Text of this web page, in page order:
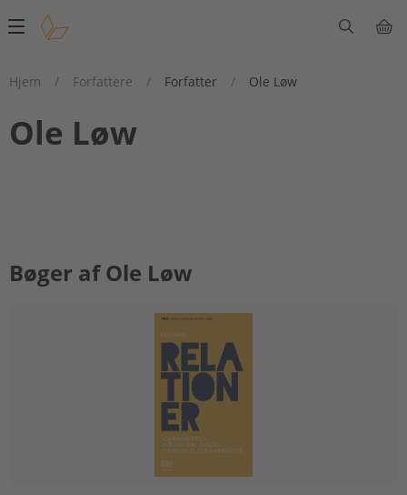
Main
Hjem
/ Forfattere / Forfatter / Ole Løw
Ole Løw
Bøger af Ole Løw